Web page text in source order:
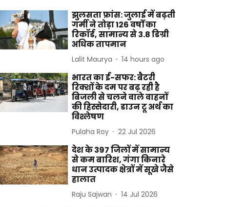
झुलसता फ्रांस: जुलाई में बढ़ती
गर्मी ने तोड़ा 126 वर्षों का
रिकॉर्ड, सामान्य से 3.8 डिग्री
अधिक तापमान
Lalit Maurya 14 hours ago
भारत का ई-सफर: बैटरी
रिक्शों के दम पर बढ़ रही है
बिजली से चलने वाले वाहनों
की हिस्सेदारी, डाउन टू अर्थ का
विश्लेषण
Pulaha Roy 22 Jul 2026
देश के 397 जिलों में सामान्य
से कम बारिश, गंगा किनारे
धान उत्पादक क्षेत्रों में सूखे जैसे
हालात
Raju Sajwan 14 Jul 2026